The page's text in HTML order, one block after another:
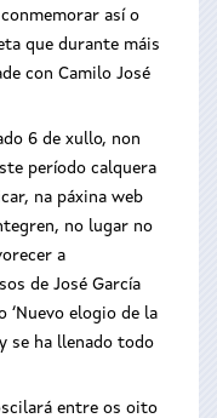
así o
que durante máis
con Camilo José
6 de xullo, non
período calquera
na páxina web
no lugar no
a
de José García
elogio de la
se ha llenado todo
entre os oito